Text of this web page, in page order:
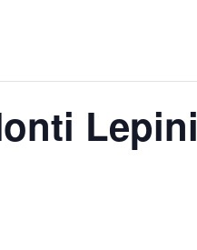
Lepini